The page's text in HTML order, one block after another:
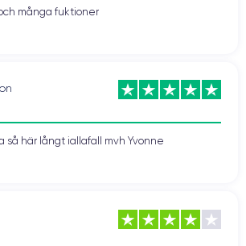
många fuktioner
så här långt iallafall mvh Yvonne